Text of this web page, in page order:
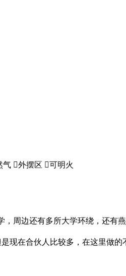
气 外摆区 可明火
周边还有多所大学环绕，还有
现在合伙人比较多，在这里做的